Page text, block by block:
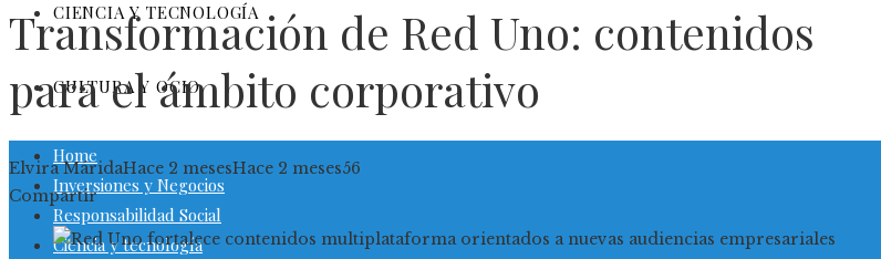
CIENCIA Y TECNOLOGÍA
CULTURA Y OCIO
Home
Inversiones y Negocios
Responsabilidad Social
Ciencia y tecnología
Transformación de Red Uno: contenidos
para el ámbito corporativo
Elvira MáridaHace 2 mesesHace 2 meses56
Facebook
Twitter
LinkedIn
Pinterest
Stumbleupon
Email
Compartir